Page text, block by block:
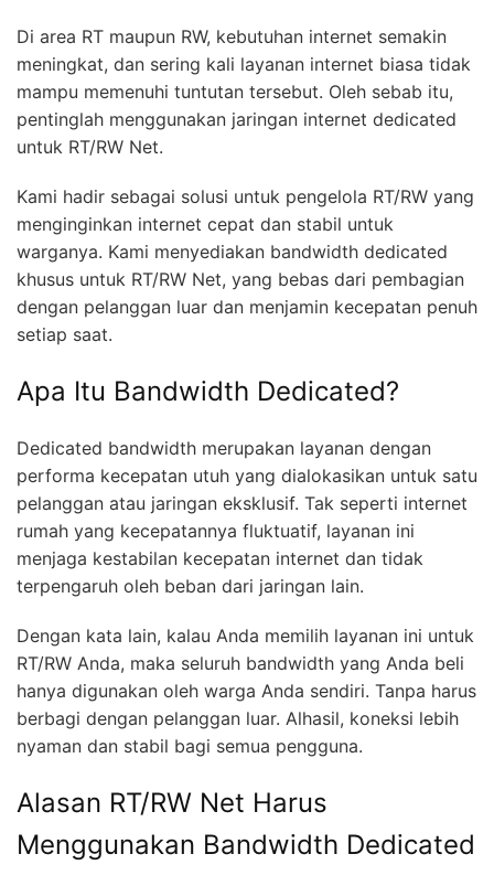
Di area RT maupun RW, kebutuhan internet semakin
meningkat, dan sering kali layanan internet biasa tidak
mampu memenuhi tuntutan tersebut. Oleh sebab itu,
pentinglah menggunakan jaringan internet dedicated
untuk RT/RW Net.
Kami hadir sebagai solusi untuk pengelola RT/RW yang
menginginkan internet cepat dan stabil untuk
warganya. Kami menyediakan bandwidth dedicated
khusus untuk RT/RW Net, yang bebas dari pembagian
dengan pelanggan luar dan menjamin kecepatan penuh
setiap saat.
Apa Itu Bandwidth Dedicated?
Dedicated bandwidth merupakan layanan dengan
performa kecepatan utuh yang dialokasikan untuk satu
pelanggan atau jaringan eksklusif. Tak seperti internet
rumah yang kecepatannya fluktuatif, layanan ini
menjaga kestabilan kecepatan internet dan tidak
terpengaruh oleh beban dari jaringan lain.
Dengan kata lain, kalau Anda memilih layanan ini untuk
RT/RW Anda, maka seluruh bandwidth yang Anda beli
hanya digunakan oleh warga Anda sendiri. Tanpa harus
berbagi dengan pelanggan luar. Alhasil, koneksi lebih
nyaman dan stabil bagi semua pengguna.
Alasan RT/RW Net Harus
Menggunakan Bandwidth Dedicated